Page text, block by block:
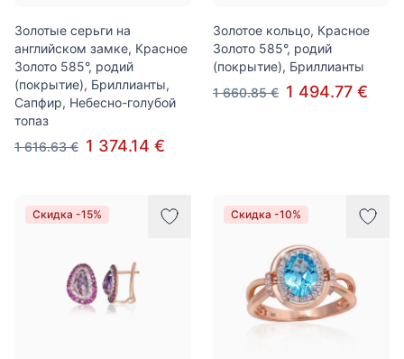
Золотые серьги на
английском замке, Красное
Золото 585°, родий
(покрытие), Бриллианты,
Сапфир, Небесно-голубой
топаз
1 616.63 € 1 374.14 €
Золотое кольцо, Красное
Золото 585°, родий
(покрытие), Бриллианты
1 660.85 € 1 494.77 €
Скидка -15% Скидка -10%